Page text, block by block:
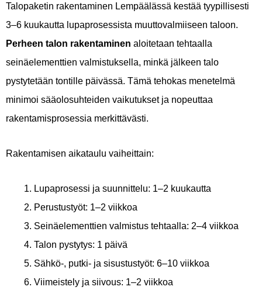
Talopaketin rakentaminen Lempäälässä kestää tyypillisesti
3–6 kuukautta lupaprosessista muuttovalmiiseen taloon.
Perheen talon rakentaminen aloitetaan tehtaalla
seinäelementtien valmistuksella, minkä jälkeen talo
pystytetään tontille päivässä. Tämä tehokas menetelmä
minimoi sääolosuhteiden vaikutukset ja nopeuttaa
rakentamisprosessia merkittävästi.
Rakentamisen aikataulu vaiheittain:
Lupaprosessi ja suunnittelu: 1–2 kuukautta
Perustustyöt: 1–2 viikkoa
Seinäelementtien valmistus tehtaalla: 2–4 viikkoa
Talon pystytys: 1 päivä
Sähkö-, putki- ja sisustustyöt: 6–10 viikkoa
Viimeistely ja siivous: 1–2 viikkoa